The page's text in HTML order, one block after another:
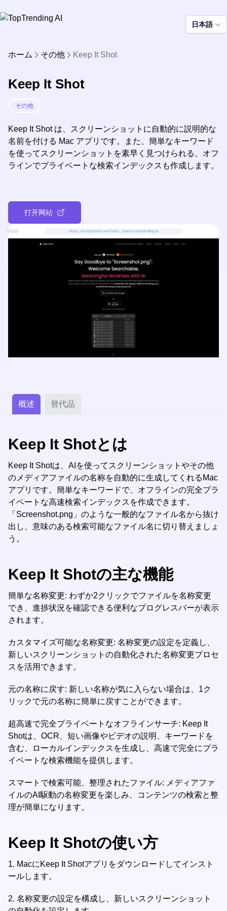
日本語
ホーム その他 Keep It Shot
Keep It Shot
その他
Keep It Shot は、スクリーンショットに自動的に説明的な
名前を付ける Mac アプリです。また、簡単なキーワード
を使ってスクリーンショットを素早く見つけられる、オフ
ラインでプライベートな検索インデックスも作成します。
打开网站
https://keepitshot.com?utm_source=toptrending-ai
概述 替代品
Keep It Shotとは
Keep It Shotは、AIを使ってスクリーンショットやその他
のメディアファイルの名称を自動的に生成してくれるMac
アプリです。簡単なキーワードで、オフラインの完全プラ
イベートな高速検索インデックスを作成できます。
「Screenshot.png」のような一般的なファイル名から抜け
出し、意味のある検索可能なファイル名に切り替えましょ
う。
Keep It Shotの主な機能
簡単な名称変更: わずか2クリックでファイルを名称変更
でき、進捗状況を確認できる便利なプログレスバーが表示
されます。
カスタマイズ可能な名称変更: 名称変更の設定を定義し、
新しいスクリーンショットの自動化された名称変更プロセ
スを活用できます。
元の名称に戻す: 新しい名称が気に入らない場合は、1ク
リックで元の名称に簡単に戻すことができます。
超高速で完全プライベートなオフラインサーチ: Keep It
Shotは、OCR、短い画像やビデオの説明、キーワードを
含む、ローカルインデックスを生成し、高速で完全にプラ
イベートな検索機能を提供します。
スマートで検索可能、整理されたファイル: メディアファ
イルのAI駆動の名称変更を楽しみ、コンテンツの検索と整
理が簡単になります。
Keep It Shotの使い方
1. MacにKeep It Shotアプリをダウンロードしてインスト
ールします。
2. 名称変更の設定を構成し、新しいスクリーンショット